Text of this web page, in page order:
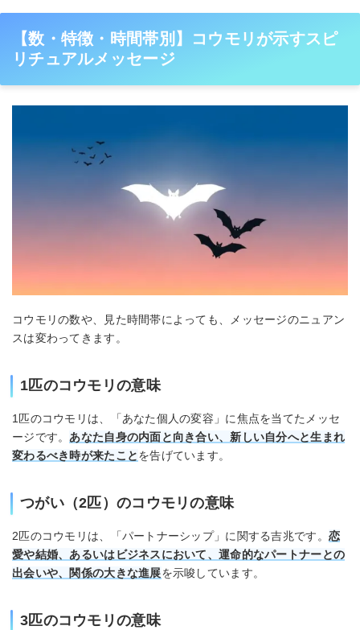
【数・特徴・時間帯別】コウモリが示すスピ
リチュアルメッセージ
コウモリの数や、見た時間帯によっても、メッセージのニュアン
スは変わってきます。
1匹のコウモリの意味
1匹のコウモリは、「あなた個人の変容」に焦点を当てたメッセ
ージです。 あなた自身の内面と向き合い、新しい自分へと生まれ
変わるべき時が来たことを告げています。
つがい（2匹）のコウモリの意味
2匹のコウモリは、「パートナーシップ」に関する吉兆です。 恋
愛や結婚、あるいはビジネスにおいて、運命的なパートナーとの
出会いや、関係の大きな進展を示唆しています。
3匹のコウモリの意味